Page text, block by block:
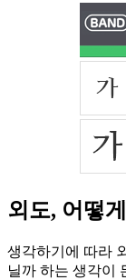
외도, 어떻
생각하기에 따라
닐까 하는 생각이